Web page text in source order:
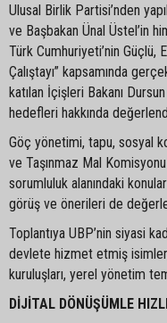
Ulusal Birlik Partisi’nden
ve Başbakan Ünal Üstel’in
Türk Cumhuriyeti’nin
Çalıştayı” kapsamında
katılan İçişleri Bakanı
hedefleri hakkında
Göç yönetimi, tapu, sosyal
ve Taşınmaz Mal
sorumluluk alanındaki
görüş ve önerileri de
Toplantıya UBP’nin siyasi
devlete hizmet etmiş
kuruluşları, yerel yönetim
DİJİTAL DÖNÜŞÜMLE